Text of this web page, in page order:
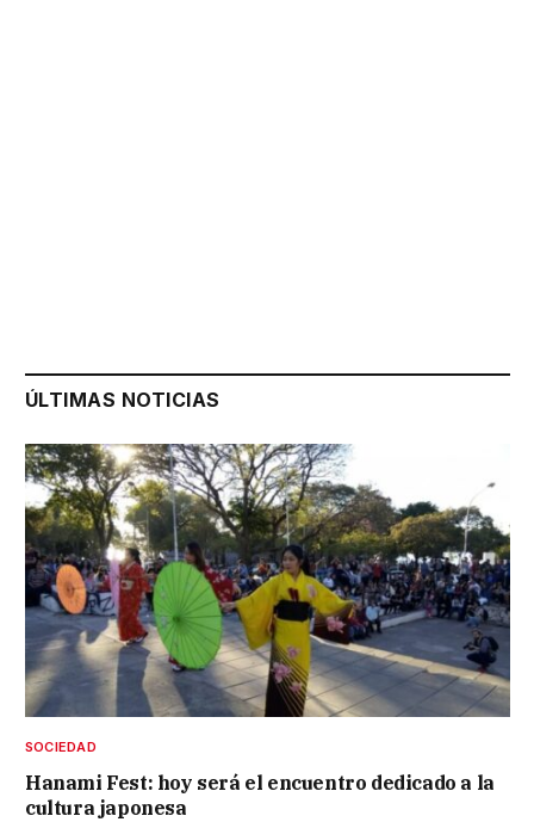
ÚLTIMAS NOTICIAS
SOCIEDAD
Hanami Fest: hoy será el encuentro dedicado a la
cultura japonesa